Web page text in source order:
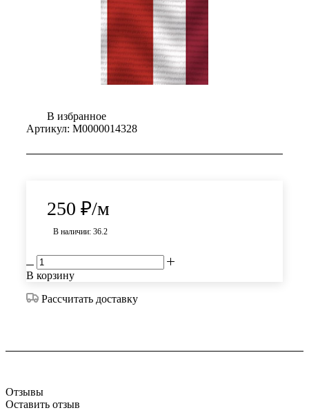
В избранное
Артикул: М0000014328
250 ₽/м
В наличии: 36.2
В корзину
Рассчитать доставку
Отзывы
Оставить отзыв